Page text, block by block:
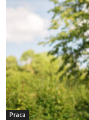
Praca